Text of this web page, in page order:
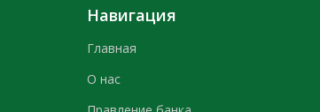
Навигация
Главная
О нас